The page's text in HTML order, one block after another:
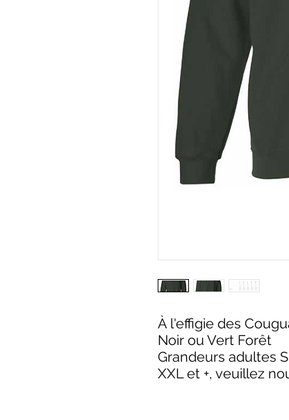
À l'effigie des
Noir ou Vert Forêt
Grandeurs adultes
XXL et +, veuillez